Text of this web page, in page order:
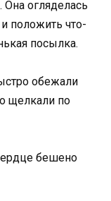
огляделась
положить что-
посылка.
обежали
щелкали по
бешено